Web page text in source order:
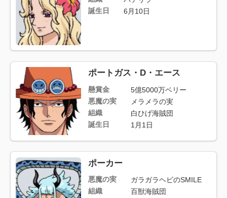
誕生日
6月10日
ポートガス・D・エース
懸賞金
5億5000万ベリー
悪魔の実
メラメラの実
組織
白ひげ海賊団
誕生日
1月1日
ポーカー
悪魔の実
ガラガラヘビのSMILE
組織
百獣海賊団